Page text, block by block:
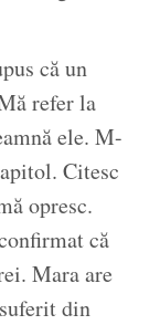
că un
refer la
ele. M-
Citesc
opresc.
că
Mara are
din